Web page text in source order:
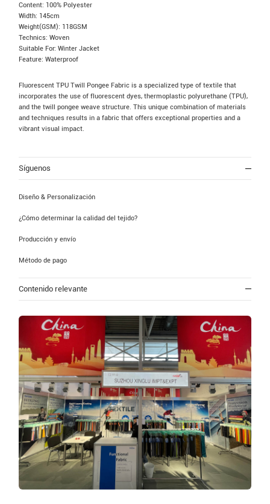
Content: 100% Polyester
Width: 145cm
Weight(GSM): 118GSM
Technics: Woven
Suitable For: Winter Jacket
Feature: Waterproof
Fluorescent TPU Twill Pongee Fabric is a specialized type of textile that
incorporates the use of fluorescent dyes, thermoplastic polyurethane (TPU),
and the twill pongee weave structure. This unique combination of materials
and techniques results in a fabric that offers exceptional properties and a
vibrant visual impact.
Síguenos
Diseño & Personalización
¿Cómo determinar la calidad del tejido?
Producción y envío
Método de pago
Contenido relevante